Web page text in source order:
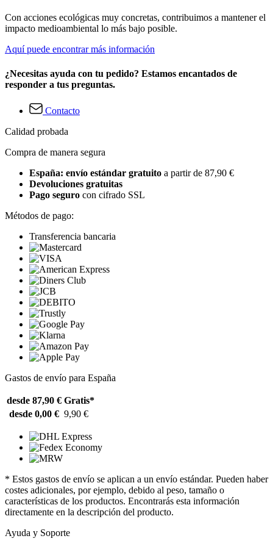
Con acciones ecológicas muy concretas, contribuimos a mantener el
impacto medioambiental lo más bajo posible.
Aquí puede encontrar más información
¿Necesitas ayuda con tu pedido? Estamos encantados de
responder a tus preguntas.
Contacto
Calidad probada
Compra de manera segura
España: envío estándar gratuito a partir de 87,90 €
Devoluciones gratuitas
Pago seguro con cifrado SSL
Métodos de pago:
Transferencia bancaria
Gastos de envío para España
desde 87,90 € Gratis*
desde 0,00 € 9,90 €
* Estos gastos de envío se aplican a un envío estándar. Pueden haber
costes adicionales, por ejemplo, debido al peso, tamaño o
características de los productos. Encontrarás esta información
directamente en la descripción del producto.
Ayuda y Soporte